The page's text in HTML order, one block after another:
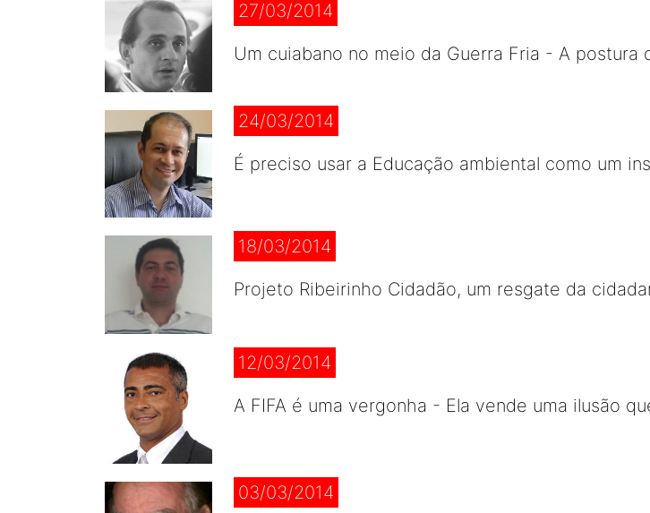
27/03/2014
Um cuiabano no meio da Guerra Fria - A
24/03/2014
É preciso usar a Educação ambiental como um
18/03/2014
Projeto Ribeirinho Cidadão, um resgate da
12/03/2014
A FIFA é uma vergonha - Ela vende uma ilusão
03/03/2014